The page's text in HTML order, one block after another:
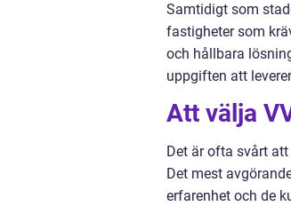
Samtidigt som
fastigheter som
och hållbara
uppgiften att
Att välja
Det är ofta svårt
Det mest
erfarenhet och de